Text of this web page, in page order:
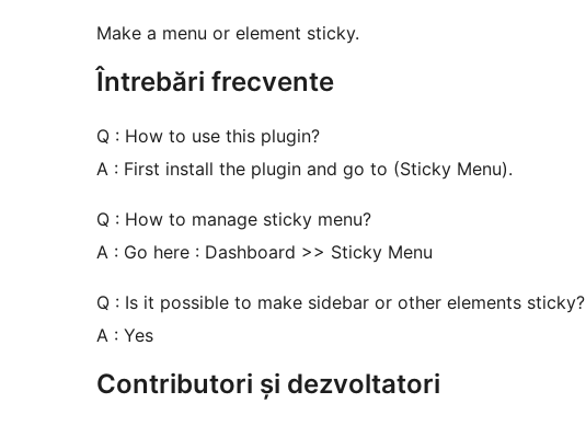
Make a menu or element sticky.
Întrebări frecvente
Q : How to use this plugin?
A : First install the plugin and go to (Sticky Menu).
Q : How to manage sticky menu?
A : Go here : Dashboard >> Sticky Menu
Q : Is it possible to make sidebar or other elements sticky?
A : Yes
Contributori și dezvoltatori